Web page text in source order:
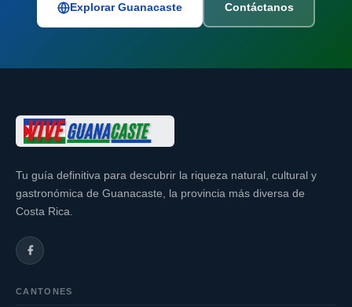
Explorar Guanacaste Contáctanos
Tu guía definitiva para descubrir la riqueza natural, cultural y
gastronómica de Guanacaste, la provincia más diversa de
Costa Rica.
CANTONES